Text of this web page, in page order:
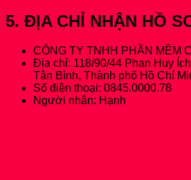
5. ĐỊA CHỈ NHẬN HỒ
CÔNG TY TNHH PHẦN MỀM
Địa chỉ: 118/90/44 Phan Huy
Tân Bình, Thành phố Hồ Chí
Số điện thoại: 0845.0000.78
Người nhận: Hạnh